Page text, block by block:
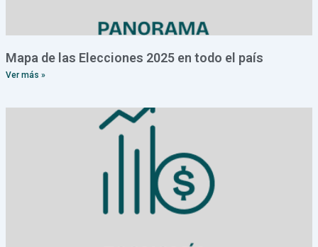
Mapa de las Elecciones 2025 en todo el país
Ver más »